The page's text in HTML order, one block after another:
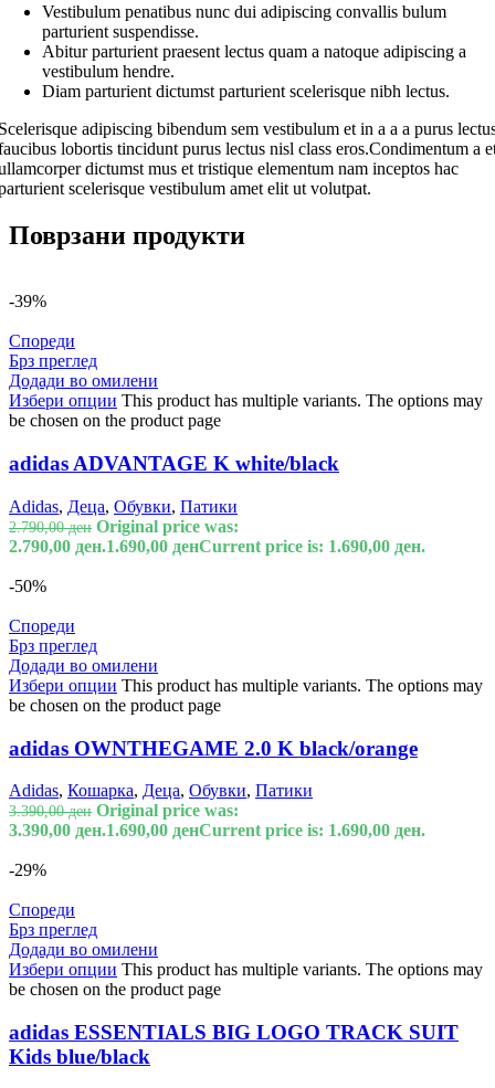
Vestibulum penatibus nunc dui adipiscing convallis bulum
parturient suspendisse.
Abitur parturient praesent lectus quam a natoque adipiscing a
vestibulum hendre.
Diam parturient dictumst parturient scelerisque nibh lectus.
adipiscing bibendum sem vestibulum et in a a a purus
lobortis tincidunt purus lectus nisl class eros.Condimentum a
dictumst mus et tristique elementum nam inceptos hac
scelerisque vestibulum amet elit ut volutpat.
Поврзани продукти
-39%
Спореди
Брз преглед
Додади во омилени
Избери опции This product has multiple variants. The options may
be chosen on the product page
adidas ADVANTAGE K white/black
Adidas, Деца, Обувки, Патики
2.790,00ден Original price was:
2.790,00 ден.1.690,00 денCurrent price is: 1.690,00 ден.
-50%
Спореди
Брз преглед
Додади во омилени
Избери опции This product has multiple variants. The options may
be chosen on the product page
adidas OWNTHEGAME 2.0 K black/orange
Adidas, Кошарка, Деца, Обувки, Патики
3.390,00ден Original price was:
3.390,00 ден.1.690,00 денCurrent price is: 1.690,00 ден.
-29%
Спореди
Брз преглед
Додади во омилени
Избери опции This product has multiple variants. The options may
be chosen on the product page
adidas ESSENTIALS BIG LOGO TRACK SUIT
Kids blue/black